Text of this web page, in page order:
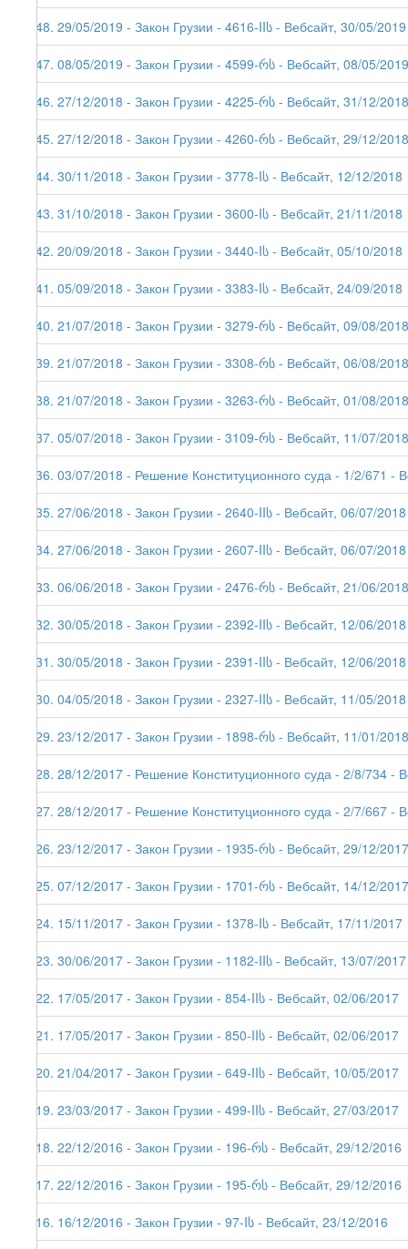
148. 29/05/2019 - Закон Грузии - 4616-IIს - Вебсайт, 30/05/2019
147. 08/05/2019 - Закон Грузии - 4599-რს - Вебсайт, 08/05/2019
146. 27/12/2018 - Закон Грузии - 4225-რს - Вебсайт, 31/12/2018
145. 27/12/2018 - Закон Грузии - 4260-რს - Вебсайт, 29/12/2018
144. 30/11/2018 - Закон Грузии - 3778-Iს - Вебсайт, 12/12/2018
143. 31/10/2018 - Закон Грузии - 3600-Iს - Вебсайт, 21/11/2018
142. 20/09/2018 - Закон Грузии - 3440-Iს - Вебсайт, 05/10/2018
141. 05/09/2018 - Закон Грузии - 3383-Iს - Вебсайт, 24/09/2018
140. 21/07/2018 - Закон Грузии - 3279-რს - Вебсайт, 09/08/2018
139. 21/07/2018 - Закон Грузии - 3308-რს - Вебсайт, 06/08/2018
138. 21/07/2018 - Закон Грузии - 3263-რს - Вебсайт, 01/08/2018
137. 05/07/2018 - Закон Грузии - 3109-რს - Вебсайт, 11/07/2018
136. 03/07/2018 - Решение Конституционного суда - 1/2/671 -
135. 27/06/2018 - Закон Грузии - 2640-IIს - Вебсайт, 06/07/2018
134. 27/06/2018 - Закон Грузии - 2607-IIს - Вебсайт, 06/07/2018
133. 06/06/2018 - Закон Грузии - 2476-რს - Вебсайт, 21/06/
132. 30/05/2018 - Закон Грузии - 2392-IIს - Вебсайт, 12/06/2018
131. 30/05/2018 - Закон Грузии - 2391-IIს - Вебсайт, 12/06/2018
130. 04/05/2018 - Закон Грузии - 2327-IIს - Вебсайт, 11/05/
129. 23/12/2017 - Закон Грузии - 1898-რს - Вебсайт, 11/01/2018
128. 28/12/2017 - Решение Конституционного суда - 2/8/734 -
127. 28/12/2017 - Решение Конституционного суда - 2/7/667 -
126. 23/12/2017 - Закон Грузии - 1935-რს - Вебсайт, 29/12/
125. 07/12/2017 - Закон Грузии - 1701-რს - Вебсайт, 14/12/2017
124. 15/11/2017 - Закон Грузии - 1378-Iს - Вебсайт, 17/11/2017
123. 30/06/2017 - Закон Грузии - 1182-IIს - Вебсайт, 13/07/
122. 17/05/2017 - Закон Грузии - 854-IIს - Вебсайт, 02/06/2017
121. 17/05/2017 - Закон Грузии - 850-IIს - Вебсайт, 02/06/2017
120. 21/04/2017 - Закон Грузии - 649-IIს - Вебсайт, 10/05/2017
119. 23/03/2017 - Закон Грузии - 499-IIს - Вебсайт, 27/03/2017
118. 22/12/2016 - Закон Грузии - 196-რს - Вебсайт, 29/12/2016
117. 22/12/2016 - Закон Грузии - 195-რს - Вебсайт, 29/12/2016
116. 16/12/2016 - Закон Грузии - 97-Iს - Вебсайт, 23/12/2016